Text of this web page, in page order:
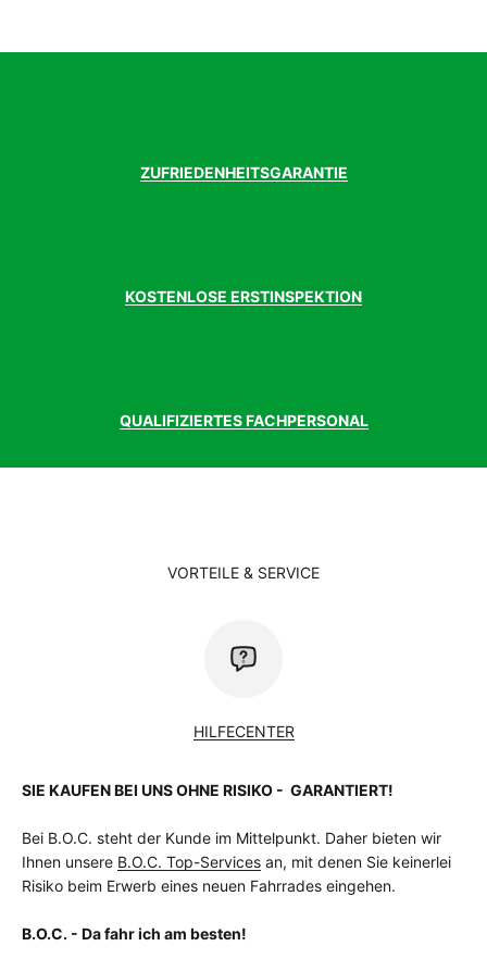
ZUFRIEDENHEITSGARANTIE
KOSTENLOSE ERSTINSPEKTION
QUALIFIZIERTES FACHPERSONAL
VORTEILE & SERVICE
HILFECENTER
SIE KAUFEN BEI UNS OHNE RISIKO - GARANTIERT!
Bei B.O.C. steht der Kunde im Mittelpunkt. Daher bieten wir
Ihnen unsere B.O.C. Top-Services an, mit denen Sie keinerlei
Risiko beim Erwerb eines neuen Fahrrades eingehen.
B.O.C. - Da fahr ich am besten!